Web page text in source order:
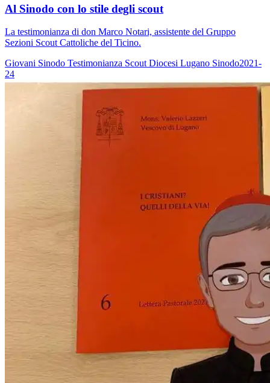
Al Sinodo con lo stile degli scout
La testimonianza di don Marco Notari, assistente del Gruppo
Sezioni Scout Cattoliche del Ticino.
Giovani Sinodo Testimonianza ScoutDiocesi Lugano Sinodo2021-
24